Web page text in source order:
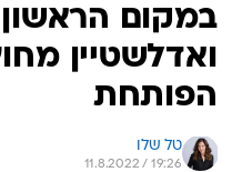
במקום
ואדלשטיין
הפותחת
טל שלו
11.8.2022 / 19:26